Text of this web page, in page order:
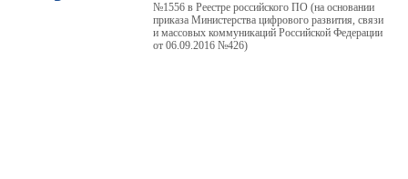
№1556 в Реестре российского ПО (на основании
приказа Министерства цифрового развития, связи
и массовых коммуникаций Российской Федерации
от 06.09.2016 №426)